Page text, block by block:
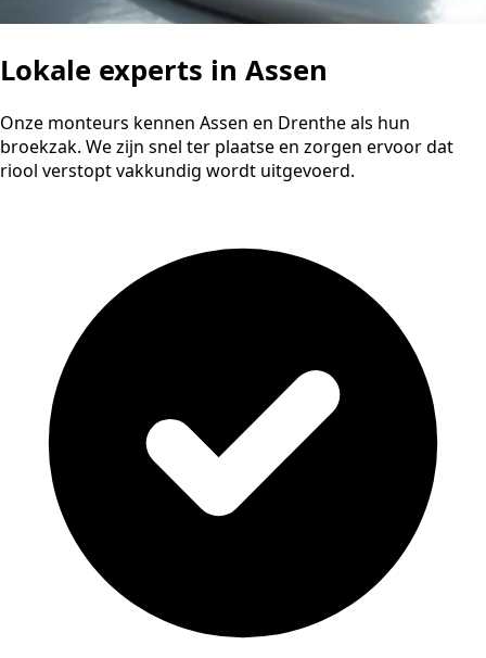
Lokale experts in Assen
Onze monteurs kennen Assen en Drenthe als hun
broekzak. We zijn snel ter plaatse en zorgen ervoor dat
riool verstopt vakkundig wordt uitgevoerd.